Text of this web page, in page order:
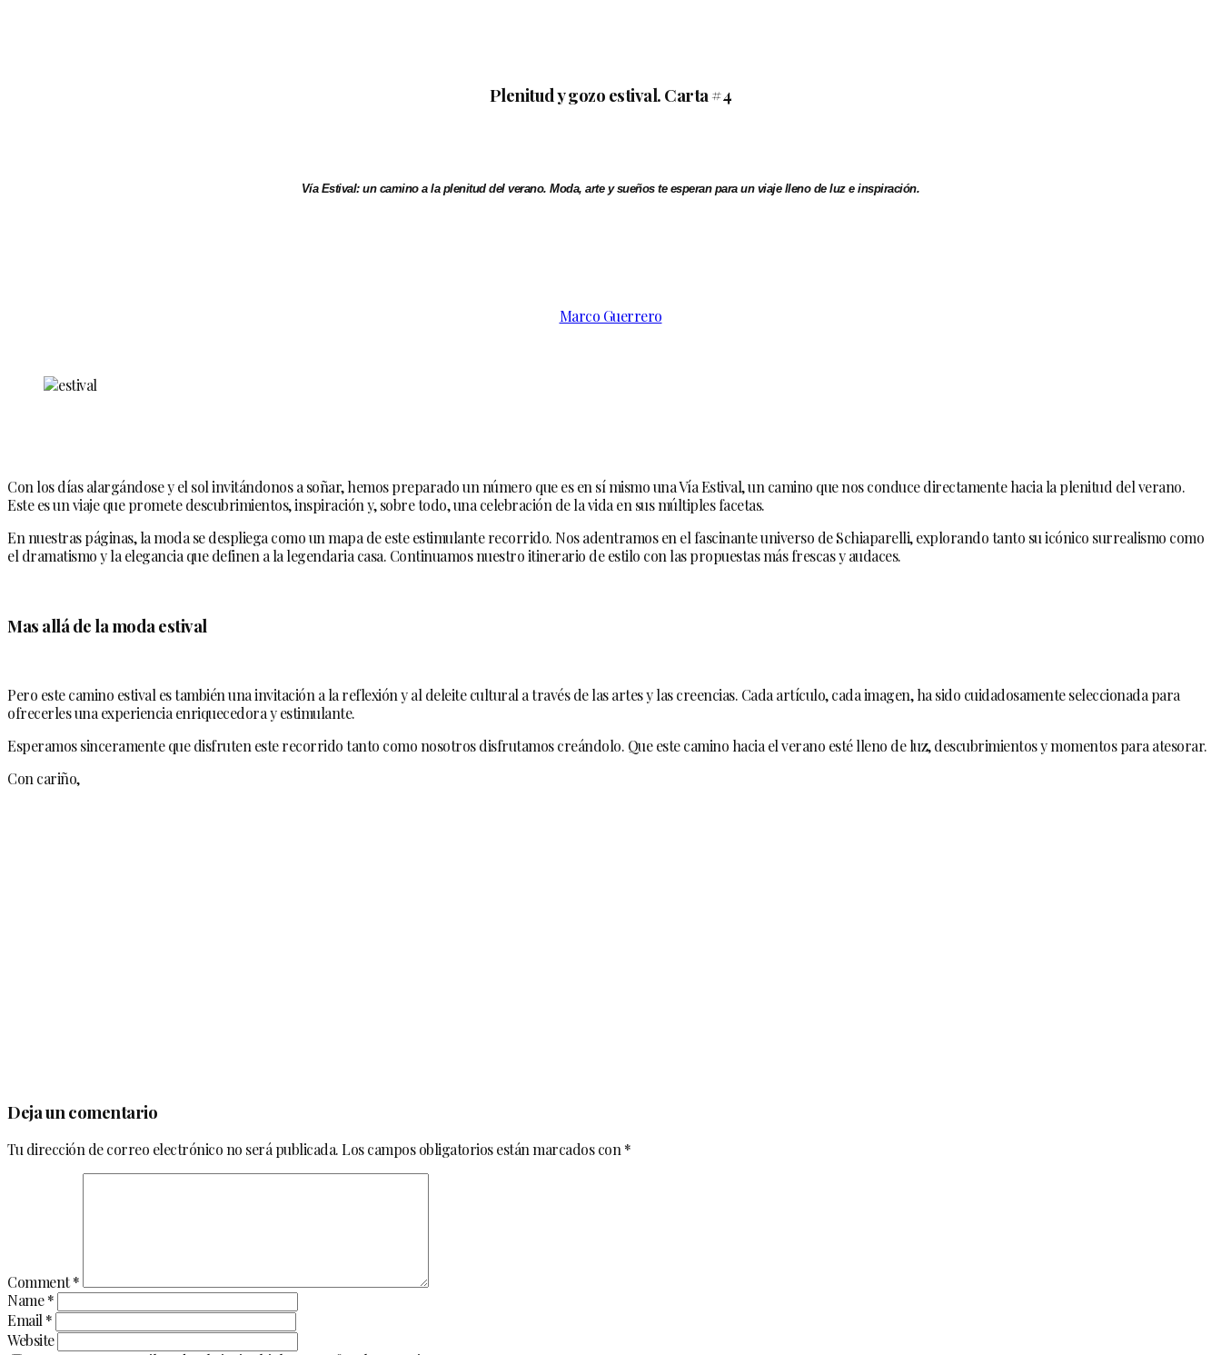
Plenitud y gozo estival. Carta #4
Vía Estival:un camino a la plenitud del verano. Moda, arte y sueños te esperan para un viaje lleno de luz e inspiración.
Marco Guerrero
Con los días alargándose y el sol invitándonos a soñar, hemos preparado un número que es en sí mismo una Vía Estival, un camino que nos conduce directamente hacia la plenitud del verano.
Este es un viaje que promete descubrimientos, inspiración y, sobre todo, una celebración de la vida en sus múltiples facetas.
En nuestras páginas, la moda se despliega como un mapa de este estimulante recorrido. Nos adentramos en el fascinante universo de Schiaparelli, explorando tanto su icónico surrealismo como
el dramatismo y la elegancia que definen a la legendaria casa. Continuamos nuestro itinerario de estilo con las propuestas más frescas y audaces.
Mas allá de la moda estival
Pero este camino estival es también una invitación a la reflexión y al deleite cultural a través de las artes y las creencias. Cada artículo, cada imagen, ha sido cuidadosamente seleccionada para
ofrecerles una experiencia enriquecedora y estimulante.
Esperamos sinceramente que disfruten este recorrido tanto como nosotros disfrutamos creándolo. Que este camino hacia el verano esté lleno de luz, descubrimientos y momentos para atesorar.
Con cariño,
Deja un comentario
Tu dirección de correo electrónico no será publicada. Los campos obligatorios están marcados con *
Comment*
Name*
Email *
Website